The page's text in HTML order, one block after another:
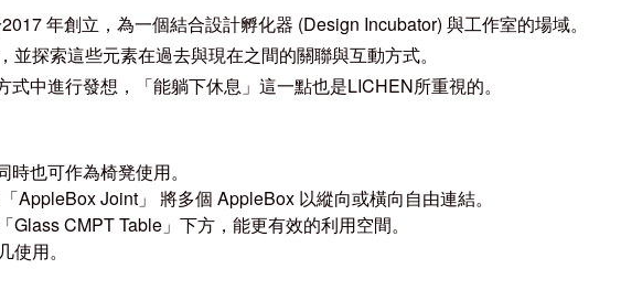
年創立，為一個結合設計孵化器 (Design Incubator) 與工作室的場域。
探索這些元素在過去與現在之間的關聯與互動方式。
式中進行發想，「能躺下休息」這一點也是LICHEN所重視的。
時也可作為椅凳使用。
AppleBox Joint」 將多個 AppleBox 以縱向或橫向自由連結。
CMPT Table」下方，能更有效的利用空間。
用。